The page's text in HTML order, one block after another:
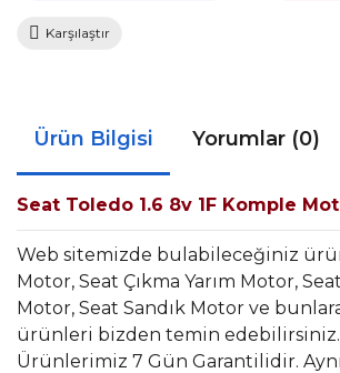
Karşılaştır
Ürün Bilgisi Yorumlar (0)
Seat Toledo 1.6 8v 1F Komple
Web sitemizde bulabileceğiniz
Motor, Seat Çıkma Yarım Motor,
Motor, Seat Sandık Motor ve
ürünleri bizden temin
Ürünlerimiz 7 Gün Garantilidir.